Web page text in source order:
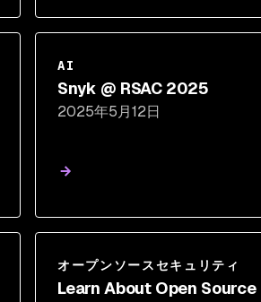
AI
Snyk @ RSAC 2025
2025年5月12日
オープンソースセキュリティ
Learn About Open